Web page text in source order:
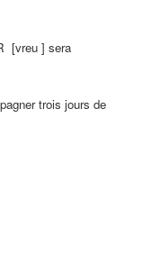
[vreu ] sera
trois jours de